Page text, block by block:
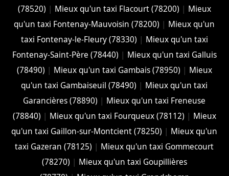
(78520) | Mieux qu'un taxi Flacourt (78200) | Mieux
qu'un taxi Fontenay-Mauvoisin (78200) | Mieux qu'un
taxi Fontenay-le-Fleury (78330) | Mieux qu'un taxi
Fontenay-Saint-Père (78440) | Mieux qu'un taxi Galluis
(78490) | Mieux qu'un taxi Gambais (78950) | Mieux
qu'un taxi Gambaiseuil (78490) | Mieux qu'un taxi
Garancières (78890) | Mieux qu'un taxi Freneuse
(78840) | Mieux qu'un taxi Fourqueux (78112) | Mieux
qu'un taxi Gaillon-sur-Montcient (78250) | Mieux qu'un
taxi Gazeran (78125) | Mieux qu'un taxi Gommecourt
(78270) | Mieux qu'un taxi Goupillières